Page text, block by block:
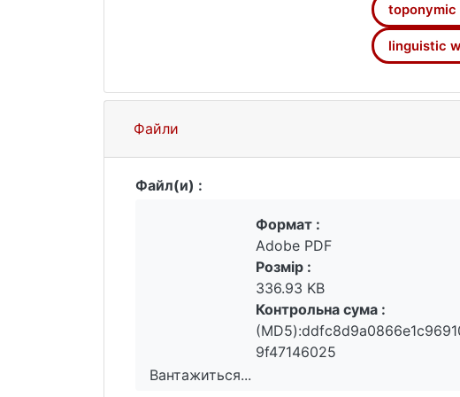
інформацію для широких міждисциплінарних
toponymic
linguistic
Файли
Файл(и) :
Вантажиться...
Формат :
Adobe PDF
Розмір :
336.93 KB
Контрольна сума :
9f47146025